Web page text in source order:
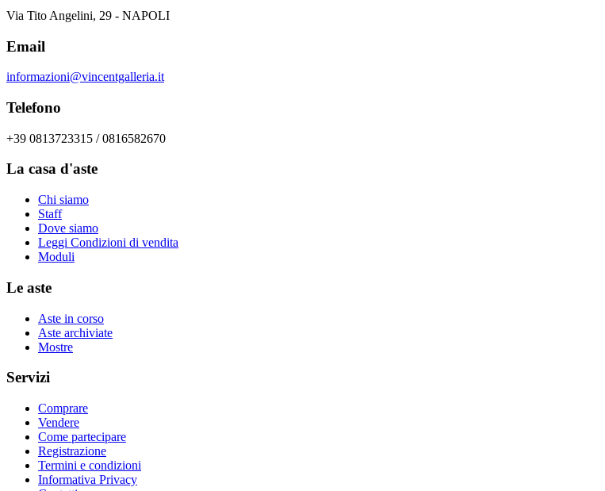
Via Tito Angelini, 29 - NAPOLI
Email
informazioni@vincentgalleria.it
Telefono
+39 0813723315 / 0816582670
La casa d'aste
Chi siamo
Staff
Dove siamo
Leggi Condizioni di vendita
Moduli
Le aste
Aste in corso
Aste archiviate
Mostre
Servizi
Comprare
Vendere
Come partecipare
Registrazione
Termini e condizioni
Informativa Privacy